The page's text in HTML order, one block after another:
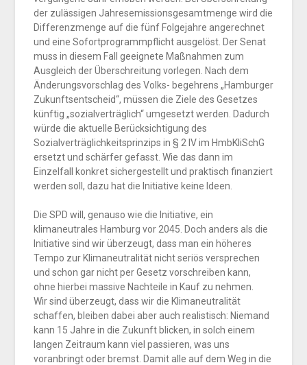
der zulässigen Jahresemissionsgesamtmenge wird die
Differenzmenge auf die fünf Folgejahre angerechnet
und eine Sofortprogrammpflicht ausgelöst. Der Senat
muss in diesem Fall geeignete Maßnahmen zum
Ausgleich der Überschreitung vorlegen. Nach dem
Änderungsvorschlag des Volks- begehrens „Hamburger
Zukunftsentscheid“, müssen die Ziele des Gesetzes
künftig „sozialverträglich“ umgesetzt werden. Dadurch
würde die aktuelle Berücksichtigung des
Sozialverträglichkeitsprinzips in § 2 IV im HmbKliSchG
ersetzt und schärfer gefasst. Wie das dann im
Einzelfall konkret sichergestellt und praktisch finanziert
werden soll, dazu hat die Initiative keine Ideen.
Die SPD will, genauso wie die Initiative, ein
klimaneutrales Hamburg vor 2045. Doch anders als die
Initiative sind wir überzeugt, dass man ein höheres
Tempo zur Klimaneutralität nicht seriös versprechen
und schon gar nicht per Gesetz vorschreiben kann,
ohne hierbei massive Nachteile in Kauf zu nehmen.
Wir sind überzeugt, dass wir die Klimaneutralität
schaffen, bleiben dabei aber auch realistisch: Niemand
kann 15 Jahre in die Zukunft blicken, in solch einem
langen Zeitraum kann viel passieren, was uns
voranbringt oder bremst. Damit alle auf dem Weg in die